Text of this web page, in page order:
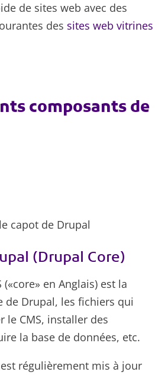
de sites web avec des
des sites web vitrines
composants de
capot de Drupal
(Drupal Core)
(«core» en Anglais) est la
de Drupal, les fichiers qui
le CMS, installer des
la base de données, etc.
régulièrement mis à jour